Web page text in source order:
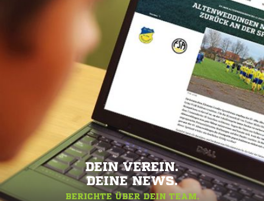
DEIN VEREIN.
DEINE NEWS.
BERICHTE ÜBER DEIN TEAM.